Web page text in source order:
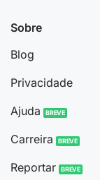
Sobre
Blog
Privacidade
Ajuda
Carreira
Reportar